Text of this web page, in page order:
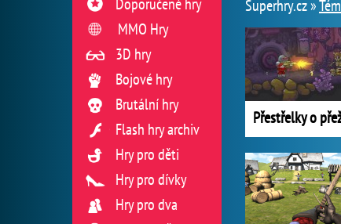
Superhry.cz »
Přestřelky o
MMO Hry
3D hry
Bojové hry
Brutální hry
Flash hry archiv
Hry pro děti
Hry pro dívky
Hry pro dva